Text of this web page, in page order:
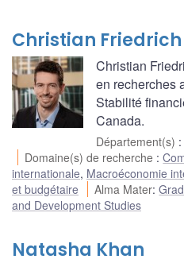
Christian Friedrich
Christian
en recherches
Stabilité
Canada.
Département(s) :
Domaine(s) de recherche :
internationale, Macroéconomie
et budgétaire
Alma Mater:
and Development Studies
Natasha Khan